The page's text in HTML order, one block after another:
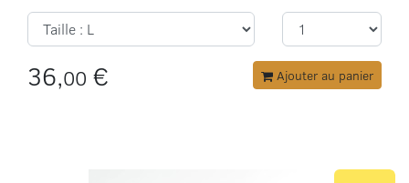
36,00 € Ajouter au panier